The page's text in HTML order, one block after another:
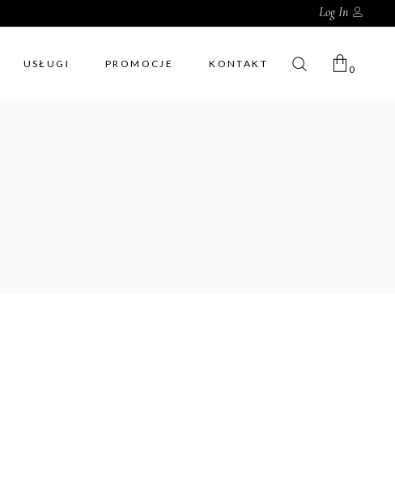
Log In
USŁUGI PROMOCJE KONTAKT 0